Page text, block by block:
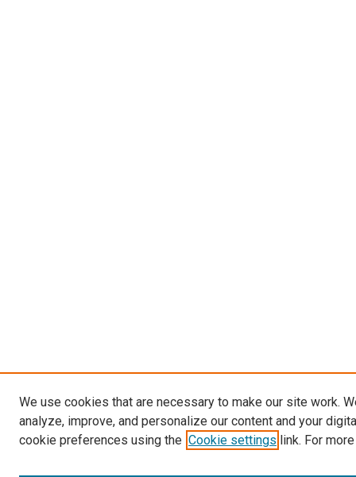
We use cookies that are necessary to make our site work.
analyze, improve, and personalize our content and your
cookie preferences using the Cookie settings link. For